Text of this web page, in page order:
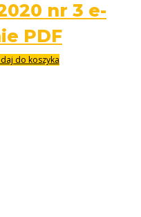
nr 3 e-
PDF
do koszyka